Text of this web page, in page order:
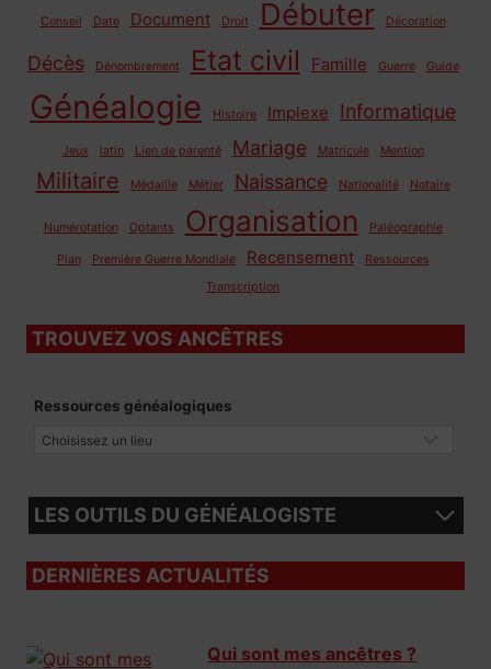
Conseil Date Document Droit Débuter Décoration
Décès Dénombrement Etat civil Famille Guerre Guide
Généalogie Histoire Implexe Informatique
Jeux latin Lien de parenté Mariage Matricule Mention
Militaire Médaille Métier Naissance Nationalité Notaire
Numérotation Optants Organisation Paléographie
Plan Première Guerre Mondiale Recensement
Ressources
Transcription
TROUVEZ VOS ANCÊTRES
Ressources généalogiques
LES OUTILS DU GÉNÉALOGISTE
DERNIÈRES ACTUALITÉS
Qui sont mes ancêtres ?